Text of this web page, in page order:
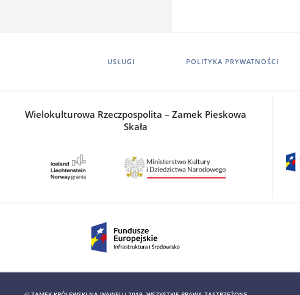
USŁUGI POLITYKA PRYWATNOŚCI
Wielokulturowa Rzeczpospolita – Zamek Pieskowa
Skała